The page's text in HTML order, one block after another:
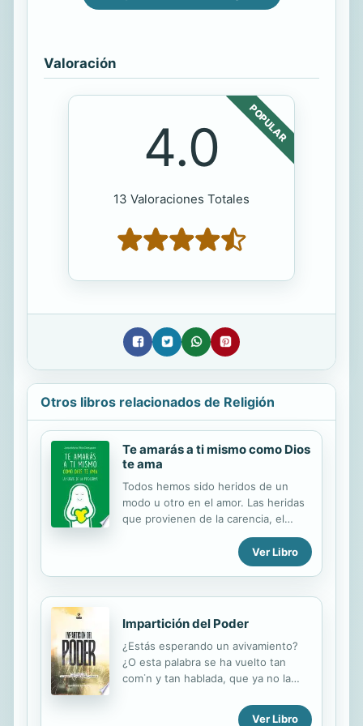
Valoración
POPULAR
4.0
13 Valoraciones Totales
Otros libros relacionados de Religión
Te amarás a ti mismo como Dios
te ama
Todos hemos sido heridos de un
modo u otro en el amor. Las heridas
que provienen de la carencia, el
exceso o la volubilidad del amor nos
llevan a tener dificultades para
amarnos a nosotros mismos y a los
Jesús Mª Silva Castignani habla de
cómo descubrir la fuente del amor a
sí mismo -la autoestima- desde una
perspectiva teórico-práctica y
psicoespiritual. Propone una visión
integral del hombre que tiene
a trabajarlas en conjunto, partiendo
Ver Libro
Impartición del Poder
¿Estás esperando un avivamiento?
¿O esta palabra se ha vuelto tan
com˙n y tan hablada, que ya no la
en vésperas de una gran ola, la más
Ver Libro